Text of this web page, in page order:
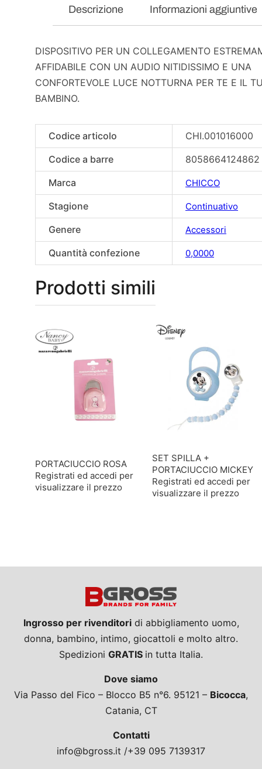
Descrizione Informazioni aggiuntive
DISPOSITIVO PER UN COLLEGAMENTO
AFFIDABILE CON UN AUDIO NITIDISSIMO E UNA
CONFORTEVOLE LUCE NOTTURNA PER TE E IL
BAMBINO.
Codice articolo
CHI.001016000
Codice a barre
8058664124862
Marca
CHICCO
Stagione Continuativo
Genere Accessori
Quantità confezione 0,0000
Prodotti simili
PORTACIUCCIO ROSA
Registrati ed accedi per
visualizzare il prezzo
SET SPILLA +
PORTACIUCCIO MICKEY
Registrati ed accedi per
visualizzare il prezzo
Ingrosso per rivenditoridi abbigliamento uomo,
donna, bambino, intimo, giocattoli e molto altro.
Spedizioni GRATIS in tutta Italia.
Dove siamo
Via Passo del Fico – Blocco B5 n°6. 95121 – Bicocca,
Catania, CT
Contatti
info@bgross.it /+39 095 7139317